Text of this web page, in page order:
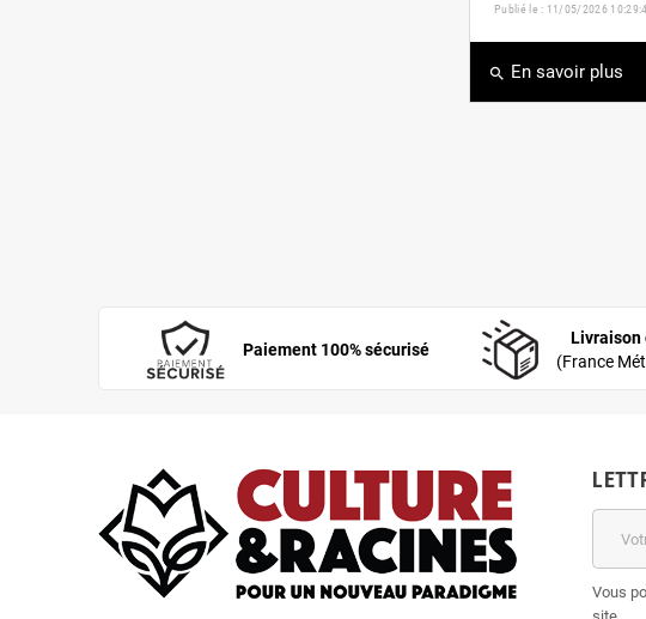
Mars(30)
2024 (363)
Décembre (27)
Publié le : 11/05/2026
search En savoir plus
Paiement 100% sécurisé
Livraison
(France
Vous